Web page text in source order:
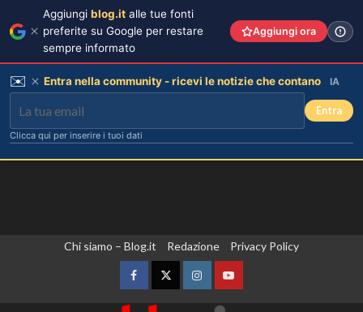
Chi siamo – Blog.it Redazione Privacy Policy
FacebookTwitterInstagramYouTube
Aggiungi blog.it alle tue fonti
preferite su Google per restare
sempre informato
Aggiungi ora
✉️ Entra nella community - ricevi le notizie che contano IA
Entra
Clicca qui per inserire i tuoi dati